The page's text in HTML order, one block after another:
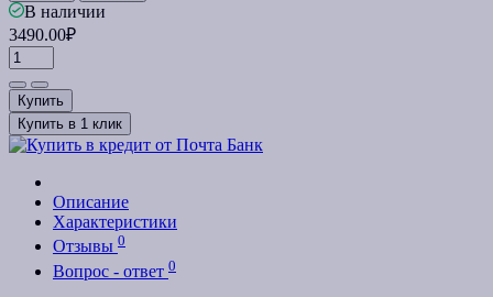
В наличии
3490.00₽
Купить
Купить в 1 клик
Описание
Характеристики
Отзывы 0
Вопрос - ответ 0